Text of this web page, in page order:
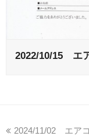
2022/10/15 エ
2024/11/02 エア